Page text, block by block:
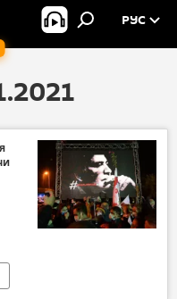
РУС